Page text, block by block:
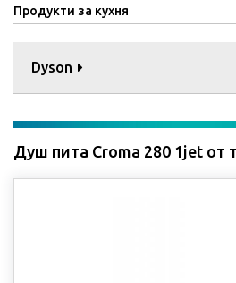
Продукти за кухня
Dyson
Душ пита Croma 280 1jet от